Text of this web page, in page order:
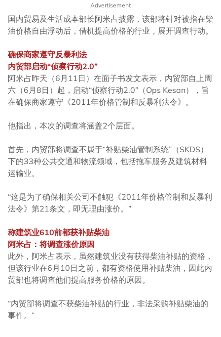
Advertisement
国内贸易及生活成本部长阿米占披露，该部将针对被指在柴
油价格自由浮动后，借机提高价格的行业，展开调查行动。
确保商家遵守反暴利法
内贸部启动“侦察行动2.0”
阿米占昨天（6月11日）在面子书发文表示，内贸部自上周
六（6月8日）起，启动“侦察行动2.0”（Ops Kesan），旨
在确保商家遵守《2011年价格管制和反暴利法令》。
他指出，本次的调查将涵盖2个层面。
首先，内贸部将调查不属于“补贴柴油管制系统”（SKDS）
下的33种公共交通和物流领域，包括拖车服务及建筑材料
运输业。
“这是为了确保相关公司不触犯《2011年价格管制和反暴利
法令》第21条文，即无理由涨价。”
称建筑业610前都获补贴柴油
阿米占：将调查涨价原因
此外，阿米占表示，虽然建筑业没有获得柴油补贴的资格，
但该行业在6月10日之前，都有资格使用补贴柴油，因此内
贸部也将调查他们提高服务价格的原因。
“内贸部将调查不获柴油补贴的行业，非法采购补贴柴油的
事件。”